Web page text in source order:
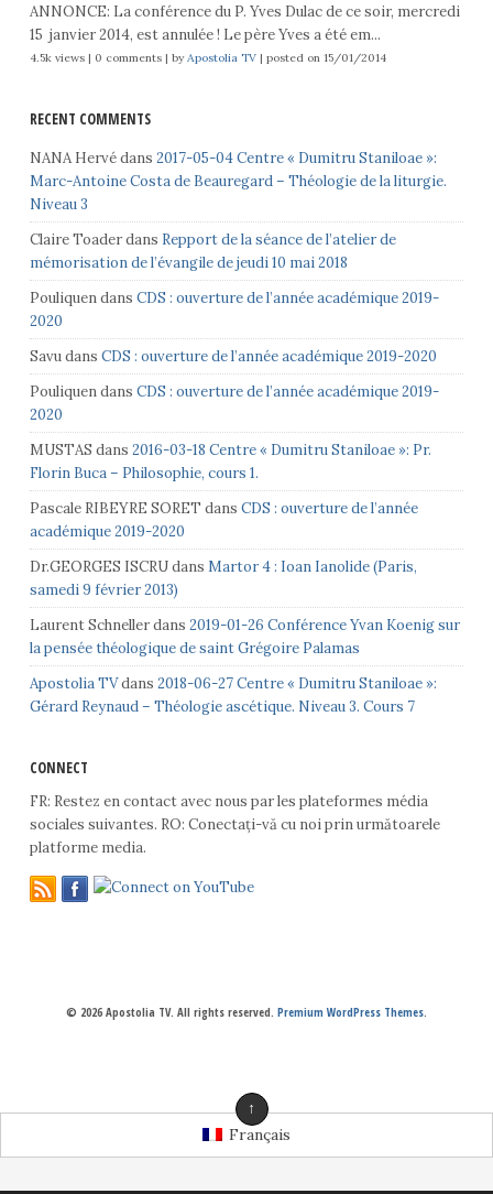
ANNONCE: La conférence du P. Yves Dulac de ce soir, mercredi
15 janvier 2014, est annulée ! Le père Yves a été em...
4.5k views| 0 comments| byApostolia TV| posted on 15/01/2014
RECENT COMMENTS
NANA Hervédans 2017-05-04 Centre « Dumitru Staniloae »:
Marc-Antoine Costa de Beauregard – Théologie de la liturgie.
Niveau 3
Claire Toaderdans Repport de la séance de l’atelier de
mémorisation de l’évangile de jeudi 10 mai 2018
Pouliquendans CDS : ouverture de l’année académique 2019-
2020
Savudans CDS : ouverture de l’année académique 2019-2020
Pouliquendans CDS : ouverture de l’année académique 2019-
2020
MUSTAS dans 2016-03-18 Centre « Dumitru Staniloae »: Pr.
Florin Buca – Philosophie, cours 1.
Pascale RIBEYRE SORET dans CDS : ouverture de l’année
académique 2019-2020
Dr.GEORGES ISCRUdans Martor 4 : Ioan Ianolide (Paris,
samedi 9 février 2013)
Laurent Schnellerdans 2019-01-26 Conférence Yvan Koenig sur
la pensée théologique de saint Grégoire Palamas
Apostolia TVdans 2018-06-27 Centre « Dumitru Staniloae »:
Gérard Reynaud – Théologie ascétique. Niveau 3. Cours 7
CONNECT
FR: Restez en contact avec nous par les plateformes média
sociales suivantes. RO: Conectați-vă cu noi prin următoarele
platforme media.
© 2026 Apostolia TV. All rights reserved. Premium WordPress Themes.
↑
Français